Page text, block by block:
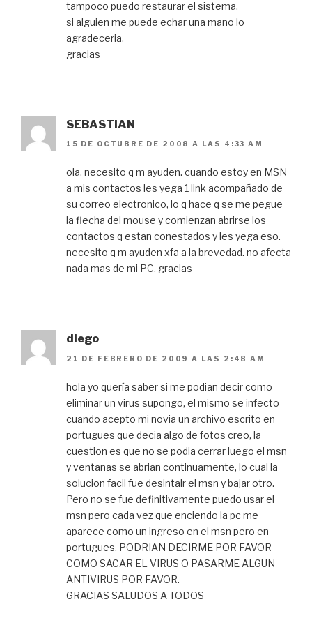
tampoco puedo restaurar el sistema.
si alguien me puede echar una mano lo
agradeceria,
gracias
SEBASTIAN
15 DE OCTUBRE DE 2008 A LAS 4:33 AM
ola. necesito q m ayuden. cuando estoy en MSN
a mis contactos les yega 1 link acompañado de
su correo electronico, lo q hace q se me pegue
la flecha del mouse y comienzan abrirse los
contactos q estan conestados y les yega eso.
necesito q m ayuden xfa a la brevedad. no afecta
nada mas de mi PC. gracias
diego
21 DE FEBRERO DE 2009 A LAS 2:48 AM
hola yo quería saber si me podian decir como
eliminar un virus supongo, el mismo se infecto
cuando acepto mi novia un archivo escrito en
portugues que decia algo de fotos creo, la
cuestion es que no se podia cerrar luego el msn
y ventanas se abrian continuamente, lo cual la
solucion facil fue desintalr el msn y bajar otro.
Pero no se fue definitivamente puedo usar el
msn pero cada vez que enciendo la pc me
aparece como un ingreso en el msn pero en
portugues. PODRIAN DECIRME POR FAVOR
COMO SACAR EL VIRUS O PASARME ALGUN
ANTIVIRUS POR FAVOR.
GRACIAS SALUDOS A TODOS